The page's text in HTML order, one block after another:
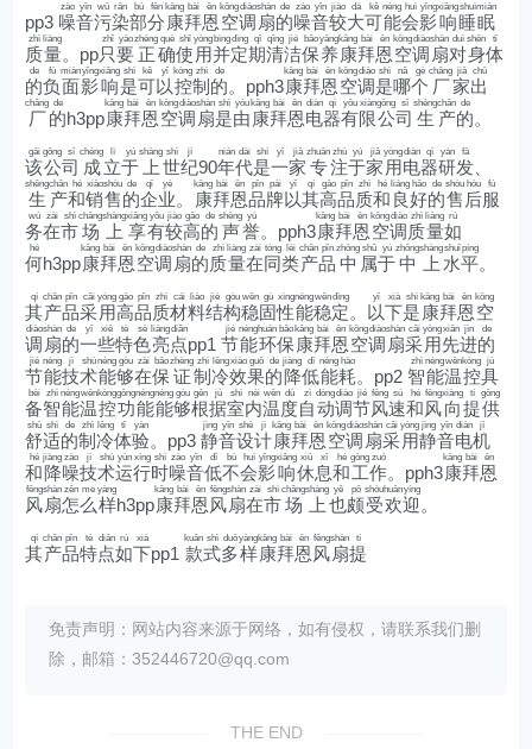
pp3 噪
zào
音
yīn
污
wū
染
rǎn
部
bù
分
fēn
康
kāng
拜
bài
恩
ēn
空
kōng
调
diào
扇
shàn
的
de
噪
zào
音
yīn
较
jiào
大
dà
可
kě
能
néng
会
huì
影
yǐng
响
xiǎng
睡
shuì
眠
mián
质
zhì
量
liàng
。pp只
zhǐ
要
yào
正
zhèng
确
què
使
shǐ
用
yòng
并
bìng
定
dìng
期
qī
清
qīng
洁
jié
保
bǎo
养
yǎng
康
kāng
拜
bài
恩
ēn
空
kōng
调
diào
扇
shàn
对
duì
身
shēn
体
tǐ
的
de
负
fù
面
miàn
影
yǐng
响
xiǎng
是
shì
可
kě
以
yǐ
控
kòng
制
zhì
的
de
。pph3康
kāng
拜
bài
恩
ēn
空
kōng
调
diào
是
shì
哪
nǎ
个
gè
厂
chǎng
家
jiā
出
chū
厂
chǎng
的
de
h3pp康
kāng
拜
bài
恩
ēn
空
kōng
调
diào
扇
shàn
是
shì
由
yóu
康
kāng
拜
bài
恩
ēn
电
diàn
器
qì
有
yǒu
限
xiàn
公
gōng
司
sī
生
shēng
产
chǎn
的
de
。
该
gāi
公
gōng
司
sī
成
chéng
立
lì
于
yú
上
shàng
世
shì
纪
jì
90年
nián
代
dài
是
shì
一
yī
家
jiā
专
zhuān
注
zhù
于
yú
家
jiā
用
yòng
电
diàn
器
qì
研
yán
发
fā
生
shēng
产
chǎn
和
hé
销
xiāo
售
shòu
的
de
企
qǐ
业
yè
。 康
kāng
拜
bài
恩
ēn
品
pǐn
牌
pái
以
yǐ
其
qí
高
gāo
品
pǐn
质
zhì
和
hé
良
liáng
好
hǎo
的
de
售
shòu
后
hòu
服
fú
务
wù
在
zài
市
shì
场
chǎng
上
shàng
享
xiǎng
有
yǒu
较
jiào
高
gāo
的
de
声
shēng
誉
yù
。pph3康
kāng
拜
bài
恩
ēn
空
kōng
调
diào
质
zhì
量
liàng
如
rú
何
hé
h3pp康
kāng
拜
bài
恩
ēn
空
kōng
调
diào
扇
shàn
的
de
质
zhì
量
liàng
在
zài
同
tóng
类
lèi
产
chǎn
品
pǐn
中
zhōng
属
shǔ
于
yú
中
zhōng
上
shàng
水
shuǐ
平
píng
。
其
qí
产
chǎn
品
pǐn
采
cǎi
用
yòng
高
gāo
品
pǐn
质
zhì
材
cái
料
liào
结
jié
构
gòu
稳
wěn
固
gù
性
xìng
能
néng
稳
wěn
定
dìng
。 以
yǐ
下
xià
是
shì
康
kāng
拜
bài
恩
ēn
空
kōng
调
diào
扇
shàn
的
de
一
yī
些
xiē
特
tè
色
sè
亮
liàng
点
diǎn
pp1节
jié
能
néng
环
huán
保
bǎo
康
kāng
拜
bài
恩
ēn
空
kōng
调
diào
扇
shàn
采
cǎi
用
yòng
先
xiān
进
jìn
的
de
节
jié
能
néng
技
jì
术
shù
能
néng
够
gòu
在
zài
保
bǎo
证
zhèng
制
zhì
冷
lěng
效
xiào
果
guǒ
的
de
降
jiàng
低
dī
能
néng
耗
hào
。pp2 智
zhì
能
néng
温
wēn
控
kòng
具
jù
备
bèi
智
zhì
能
néng
温
wēn
控
kòng
功
gōng
能
néng
能
néng
够
gòu
根
gēn
据
jù
室
shì
内
nèi
温
wēn
度
dù
自
zì
动
dòng
调
diào
节
jié
风
fēng
速
sù
和
hé
风
fēng
向
xiàng
提
tí
供
gōng
舒
shū
适
shì
的
de
制
zhì
冷
lěng
体
tǐ
验
yàn
。pp3静
jìng
音
yīn
设
shè
计
jì
康
kāng
拜
bài
恩
ēn
空
kōng
调
diào
扇
shàn
采
cǎi
用
yòng
静
jìng
音
yīn
电
diàn
机
jī
和
hé
降
jiàng
噪
zào
技
jì
术
shù
运
yùn
行
xíng
时
shí
噪
zào
音
yīn
低
dī
不
bù
会
huì
影
yǐng
响
xiǎng
休
xiū
息
xī
和
hé
工
gōng
作
zuò
。pph3康
kāng
拜
bài
恩
ēn
风
fēng
扇
shàn
怎
zěn
么
me
样
yàng
h3pp康
kāng
拜
bài
恩
ēn
风
fēng
扇
shàn
在
zài
市
shì
场
chǎng
上
shàng
也
yě
颇
pǒ
受
shòu
欢
huān
迎
yíng
。
其
qí
产
chǎn
品
pǐn
特
tè
点
diǎn
如
rú
下
xià
pp1 款
kuǎn
式
shì
多
duō
样
yàng
康
kāng
拜
bài
恩
ēn
风
fēng
扇
shàn
提
tí
免责声明：网站内容来源于网络，如有侵权，请联系我们删
除，邮箱：352446720@qq.com
THE END